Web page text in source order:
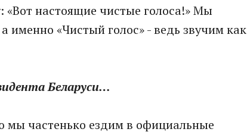
«Вот настоящие чистые голоса!» Мы
именно «Чистый голос» - ведь звучим как
Беларуси…
мы частенько ездим в официальные